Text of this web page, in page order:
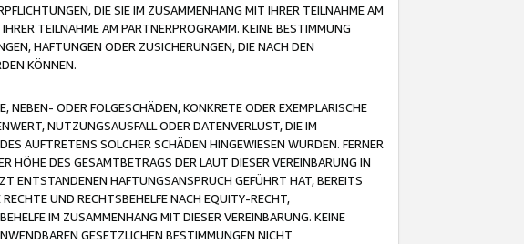
DIE SIE IM ZUSAMMENHANG MIT IHRER TEILNAHME AM
TEILNAHME AM PARTNERPROGRAMM. KEINE BESTIMMUNG
HAFTUNGEN ODER ZUSICHERUNGEN, DIE NACH DEN
KÖNNEN.
ODER FOLGESCHÄDEN, KONKRETE ODER EXEMPLARISCHE
NUTZUNGSAUSFALL ODER DATENVERLUST, DIE IM
AUFTRETENS SOLCHER SCHÄDEN HINGEWIESEN WURDEN. FERNER
HÖHE DES GESAMTBETRAGS DER LAUT DIESER VEREINBARUNG IN
ENTSTANDENEN HAFTUNGSANSPRUCH GEFÜHRT HAT, BEREITS
UND RECHTSBEHELFE NACH EQUITY-RECHT,
IM ZUSAMMENHANG MIT DIESER VEREINBARUNG. KEINE
GESETZLICHEN BESTIMMUNGEN NICHT